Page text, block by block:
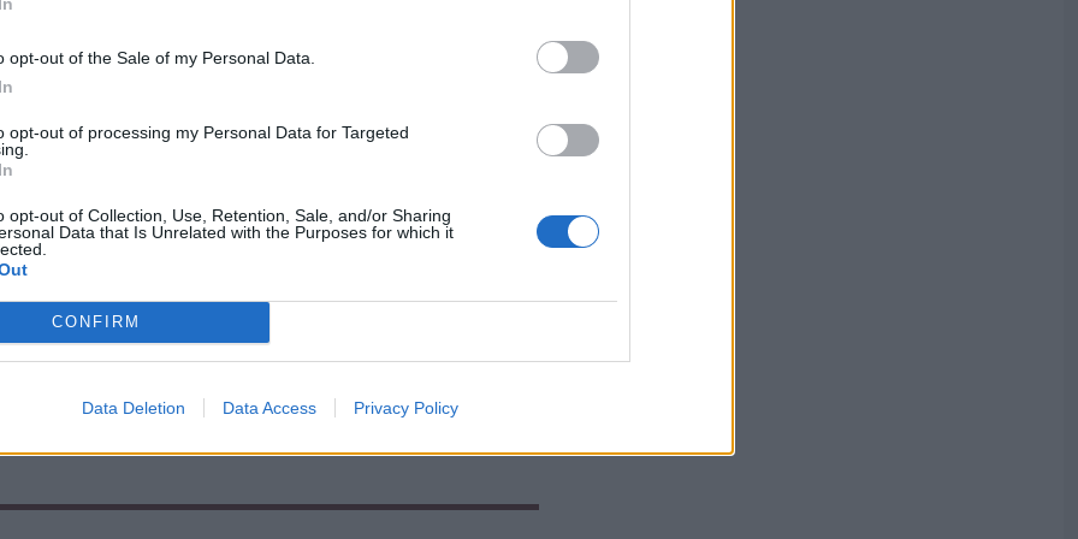
opt-out of the Sale of my Personal Data.
opt-out of processing my Personal Data for Targeted
opt-out of Collection, Use, Retention, Sale, and/or Sharing
Data that Is Unrelated with the Purposes for which it
CONFIRM
Data Deletion Data Access Privacy Policy
országokban már tesztelik például a tetra
technológiákkal felszerelt új
központját az Eli Park ipari parkban
évente több mint 820 millió
dolgoznak fel.